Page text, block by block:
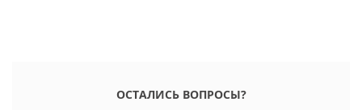
ОСТАЛИСЬ ВОПРОСЫ?